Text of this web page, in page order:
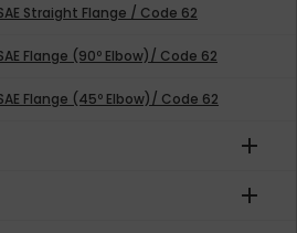
Straight Flange / Code 62
Flange (90º Elbow)/ Code 62
Flange (45º Elbow)/ Code 62
add
add